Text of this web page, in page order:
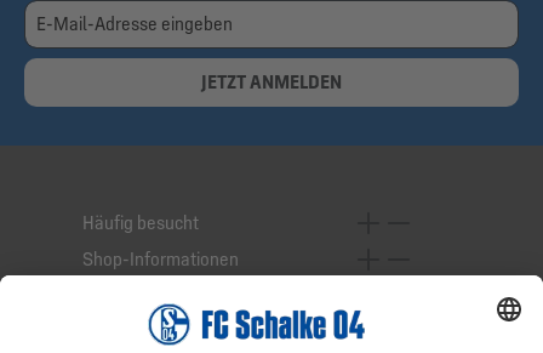
JETZT ANMELDEN
Häufig besucht
Shop-Informationen
Service-Hotline